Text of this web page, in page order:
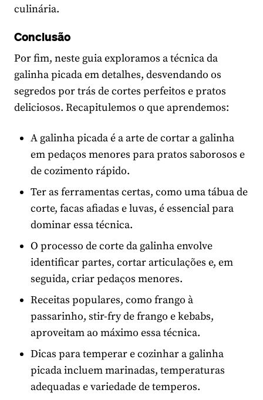
culinária.
Conclusão
Por fim, neste guia exploramos a técnica da
galinha picada em detalhes, desvendando os
segredos por trás de cortes perfeitos e pratos
deliciosos. Recapitulemos o que aprendemos:
A galinha picada é a arte de cortar a galinha
em pedaços menores para pratos saborosos e
de cozimento rápido.
Ter as ferramentas certas, como uma tábua de
corte, facas afiadas e luvas, é essencial para
dominar essa técnica.
O processo de corte da galinha envolve
identificar partes, cortar articulações e, em
seguida, criar pedaços menores.
Receitas populares, como frango à
passarinho, stir-fry de frango e kebabs,
aproveitam ao máximo essa técnica.
Dicas para temperar e cozinhar a galinha
picada incluem marinadas, temperaturas
adequadas e variedade de temperos.